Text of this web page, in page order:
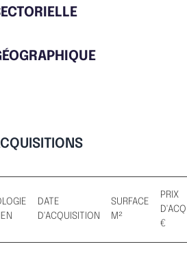
DATE
D'ACQUISITION
SURFACE
M²
PRIX
€